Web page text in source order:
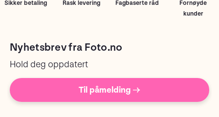
Sikker betaling Rask levering Fagbaserte råd
Fornøyde
kunder
Nyhetsbrev fra Foto.no
Hold deg oppdatert
Til påmelding →